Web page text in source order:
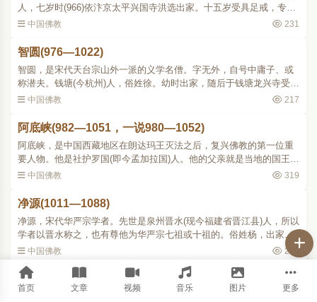
人，七岁时(966)依汴京太平兴国寺洪选出家。十五岁受具足戒，专研
律部。二十岁(979)从天台螺溪传教院义通(927988)学天台教观。太宗
中国佛教 231
智圆(976—1022)
智圆，是宋代天台宗山外一派的义学名僧。字无外，自号中庸子、或
称潜夫。钱塘(今杭州)人，俗姓徐。幼时出家，随后于钱塘龙兴寺受
戒。二十一岁，受儒学，但仍以习释氏为本务，即往奉先寺依源清学
中国佛教 217
阿底峡(982—1051，一说980—1052)
阿底峡，是中国西藏地区在朗达玛王灭法之后，复兴佛教的第一位重
要人物。他是社护罗国(即今孟加拉国)人。他的父亲就是当地的国王，
名叫善祥；他的母亲名叫吉祥光。这位国王有三个儿子，长子叫莲花
中国佛教 319
净源(1011—1088)
净源，宋代华严宗学者。先世是泉州晋水(现今福建省晋江县)人，所以
学者以晋水称之，也有尊他为华严宗七祖或十祖的。俗姓杨，出家受
具足戒后，到处参学，起初从五台承迁学《华严经》，继从横海明覃
中国佛教 267
元照(1048—1116)
首页 文章 视频 音乐 图片 更多